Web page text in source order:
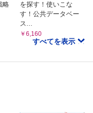
発投資拡大プログラ
をめざして【夏目やよ
基づく化学物質の毒
活用した創薬【江
略
を探す！使いこな
す！公共データベー
ス...
￥6,160
すべてを表示